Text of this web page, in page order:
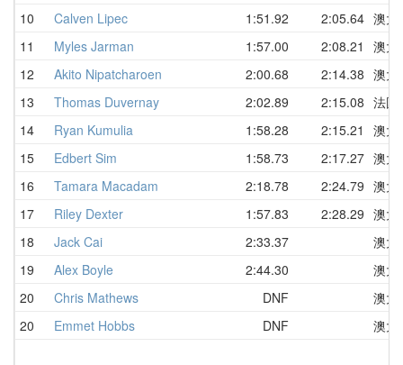
10
Calven Lipec 1:51.92 2:05.64 澳大
11
Myles Jarman 1:57.00 2:08.21
澳大
12
Akito Nipatcharoen 2:00.68 2:14.38 澳大
13
Thomas Duvernay 2:02.89 2:15.08 法国
14
Ryan Kumulia 1:58.28 2:15.21
澳大
15
Edbert Sim 1:58.73 2:17.27 澳大
16
Tamara Macadam 2:18.78 2:24.79 澳大
17
Riley Dexter 1:57.83 2:28.29 澳大
18
Jack Cai 2:33.37
澳大
19
Alex Boyle 2:44.30
澳大
20
Chris Mathews DNF
澳大
20
Emmet Hobbs DNF 澳大